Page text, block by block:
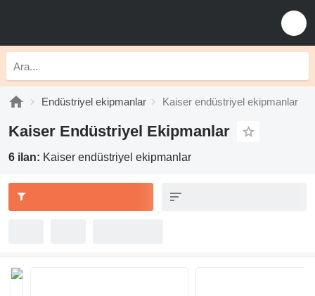
Endüstriyel ekipmanlar Kaiser endüstriyel ekipmanlar
Kaiser Endüstriyel Ekipmanlar
6 ilan: Kaiser endüstriyel ekipmanlar